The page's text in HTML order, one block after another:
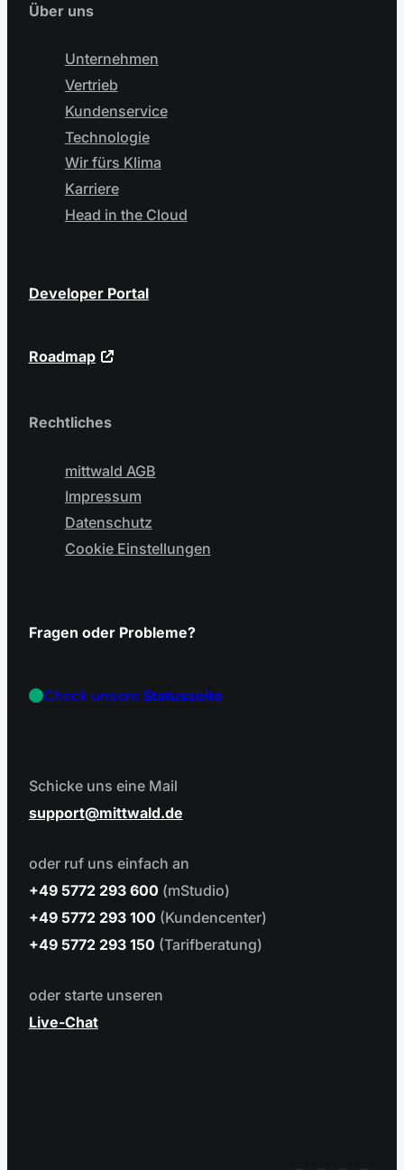
Über uns
Unternehmen
Vertrieb
Kundenservice
Technologie
Wir fürs Klima
Karriere
Head in the Cloud
Developer Portal
Roadmap
Rechtliches
mittwald AGB
Impressum
Datenschutz
Cookie Einstellungen
Fragen oder Probleme?
Check unsereStatusseite
Schicke uns eine Mail
support
mittwald.de
oder ruf uns einfach an
+49 5772 293 600 (mStudio)
+49 5772 293 100 (Kundencenter)
+49 5772 293 150 (Tarifberatung)
oder starte unseren
Live-Chat